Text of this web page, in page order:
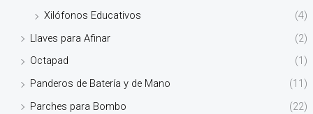
Xilófonos Educativos
(4)
Llaves para Afinar
(2)
Octapad
(1)
Panderos de Batería y de Mano
(11)
Parches para Bombo
(22)